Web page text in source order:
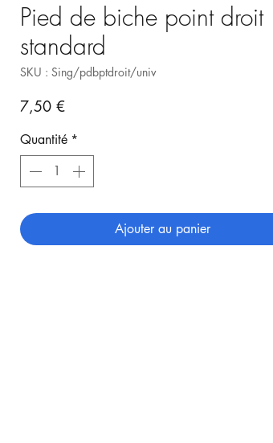
Pied de biche point droit
standard
SKU : Sing/pdbptdroit/univ
7,50 €Prix
Quantité *
Ajouter au panier